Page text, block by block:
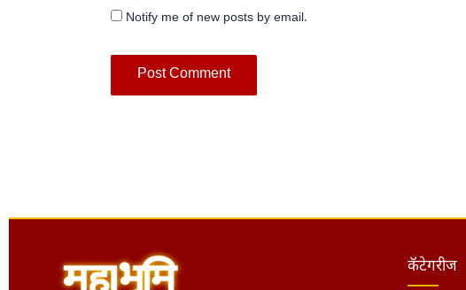
Notify me of new posts by email.
कॅटेगरीज